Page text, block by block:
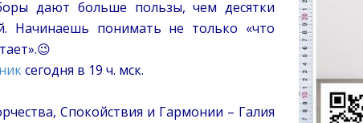
дают больше пользы, чем десятки
Начинаешь понимать не только «что
сегодня в 19 ч. мск.
Спокойствия и Гармонии – Галия